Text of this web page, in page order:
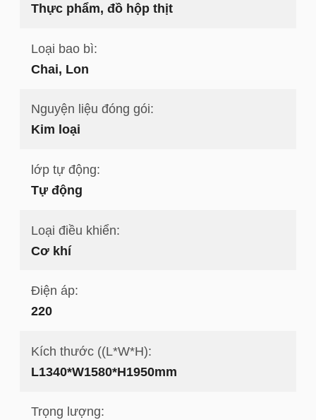
Thực phẩm, đồ hộp thịt
Loại bao bì:
Chai, Lon
Nguyện liệu đóng gói:
Kim loại
lớp tự động:
Tự động
Loại điều khiển:
Cơ khí
Điện áp:
220
Kích thước ((L*W*H):
L1340*W1580*H1950mm
Trọng lượng: